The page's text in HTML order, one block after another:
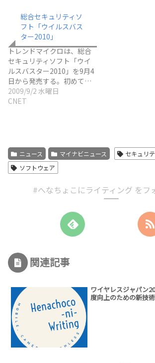
総合セキュリティソ
フト「ウイルスバス
ター2010」
トレンドマイクロは、総合
セキュリティソフト「ウイ
ルスバスター2010」を9月4
日から発売する。初めて…
2009/9/2 水曜日
CNET
ニュース マイナビニュース
セキュリ
ソフトウェア
#へなちょこにライティング をフ
関連記事
ワイヤレスジャパン
度向上のための新技